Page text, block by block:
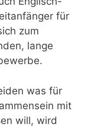
für
zum
lange
was für
mit
will, wird